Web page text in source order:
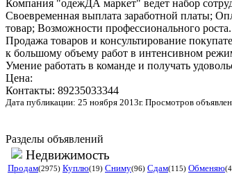
Компания "одежДА маркет" ведет набор
Своевременная выплата заработной платы;
товар; Возможности профессионального
Продажа товаров и консультирование
к большому объему работ в интенсивном
Умение работать в команде и получать
Цена:
Контакты: 89235033344
Дата публикации: 25 ноября 2013г. Просмотров
Разделы объявлений
Недвижимость
Продам(2975) Куплю(19) Сниму(96) Сдам(115) Обменяю